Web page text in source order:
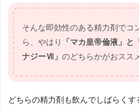
そんな即効性のある精力剤でコ
ら、やはり
「マカ皇帝倫液」と
ナジーⅦ」 のどちらかがおスス
どちらの精力剤も飲んでしばらく